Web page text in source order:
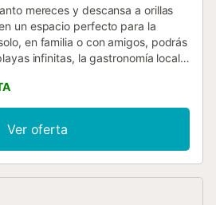
mereces y descansa a orillas
un espacio perfecto para la
en familia o con amigos, podrás
infinitas, la gastronomía local o
nos encargamos de todo.
Ver oferta